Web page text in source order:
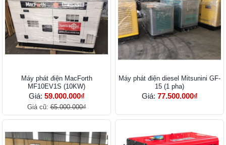
Máy phát điện MacForth
MF10EV1S (10KW)
Giá: 59.000.000₫
Giá cũ:65.000.000₫
Máy phát điện diesel Mitsunini GF-
15 (1 pha)
Giá: 77.500.000₫